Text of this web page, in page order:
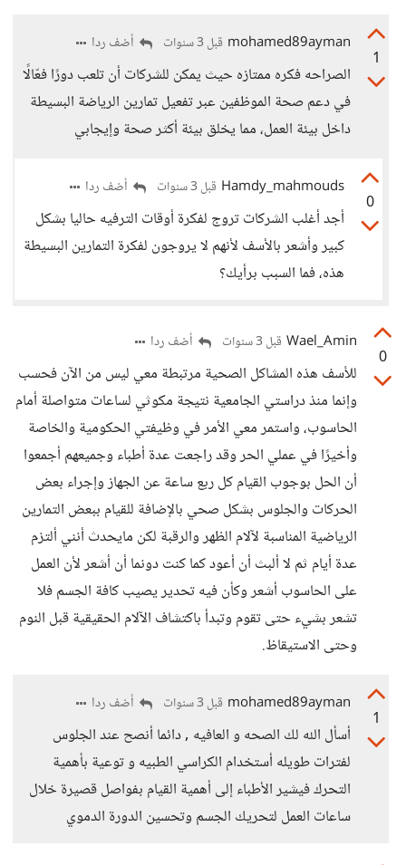
1
mohamed89ayman قبل 3 سنوات أضف ردا
الصراحه فكره ممتازه حيث يمكن للشركات أن تلعب دورًا فعّالًا
في دعم صحة الموظفين عبر تفعيل تمارين الرياضة البسيطة
داخل بيئة العمل، مما يخلق بيئة أكثر صحة وإيجابي
0
Hamdy_mahmouds قبل 3 سنوات أضف ردا
أجد أغلب الشركات تروج لفكرة أوقات الترفيه حاليا بشكل
كبير وأشعر بالأسف لأنهم لا يروجون لفكرة التمارين البسيطة
هذه، فما السبب برأيك؟
0
Wael_Amin قبل 3 سنوات أضف ردا
للأسف هذه المشاكل الصحية مرتبطة معي ليس من الآن فحسب
وإنما منذ دراستي الجامعية نتيجة مكوثي لساعات متواصلة أمام
الحاسوب، واستمر معي الأمر في وظيفتي الحكومية والخاصة
وأخيرًا في عملي الحر وقد راجعت عدة أطباء وجميعهم أجمعوا
أن الحل بوجوب القيام كل ربع ساعة عن الجهاز وإجراء بعض
الحركات والجلوس بشكل صحي بالإضافة للقيام ببعض التمارين
الرياضية المناسبة لآلام الظهر والرقبة لكن مايحدث أنني ألتزم
عدة أيام ثم لا ألبث أن أعود كما كنت دونما أن أشعر لأن العمل
على الحاسوب أشعر وكأن فيه تحدير يصيب كافة الجسم فلا
تشعر بشيء حتى تقوم وتبدأ باكتشاف الآلام الحقيقية قبل النوم
وحتى الاستيقاظ.
1
mohamed89ayman قبل 3 سنوات أضف ردا
أسأل الله لك الصحه و العافيه , دائما أنصح عند الجلوس
لفترات طويله أستخدام الكراسي الطبيه و توعية بأهمية
التحرك فيشير الأطباء إلى أهمية القيام بفواصل قصيرة خلال
ساعات العمل لتحريك الجسم وتحسين الدورة الدموي